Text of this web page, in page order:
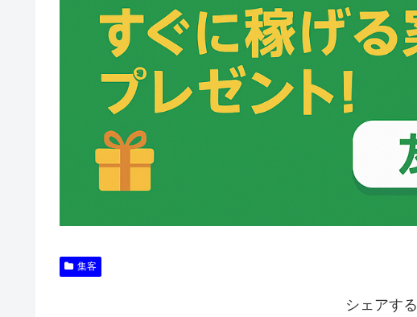
集客
シェアする